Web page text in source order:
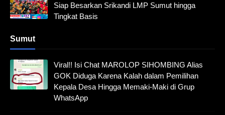
Siap Besarkan Srikandi LMP Sumut hingga
Tingkat Basis
Sumut
Viral!! Isi Chat MAROLOP SIHOMBING Alias
GOK Diduga Karena Kalah dalam Pemilihan
Kepala Desa Hingga Memaki-Maki di Grup
WhatsApp